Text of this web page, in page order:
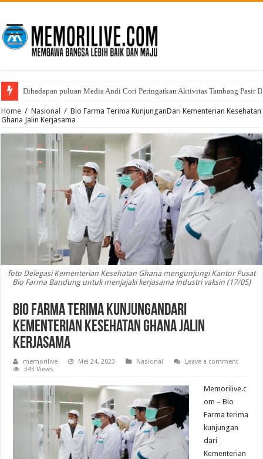
Dihadapan puluan Media Andi Cori Peringatkan Aktivitas Tambang Pasir
Home / Nasional / Bio Farma Terima KunjunganDari Kementerian Kesehatan
Ghana Jalin Kerjasama
foto Delegasi Kementerian Kesehatan Ghana mengunjungi Kantor Pusat
Bio Farma Bandung untuk menjajaki kerjasama industri vaksin (17/05)
Bio Farma Terima KunjunganDari
Kementerian Kesehatan Ghana Jalin
Kerjasama
memorilive Mei 24, 2023 Nasional
Leave a comment
343 Views
Memorilive.c
om – Bio
Farma terima
kunjungan
dari
Kementerian